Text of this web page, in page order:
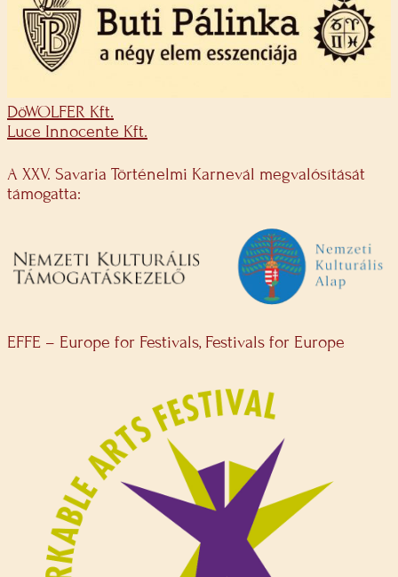
DöWOLFER Kft.
Luce Innocente Kft.
A XXV. Savaria Történelmi Karnevál megvalósítását
támogatta:
EFFE – Europe for Festivals, Festivals for Europe